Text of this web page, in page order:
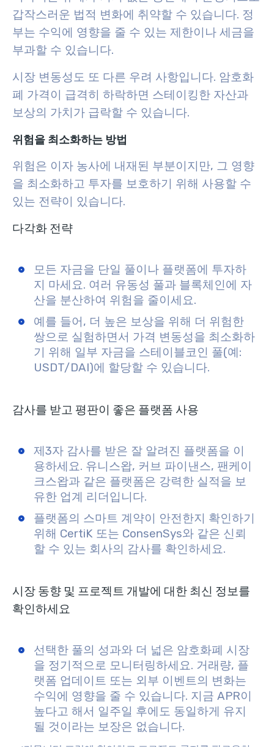
갑작스러운 법적 변화에 취약할 수 있습니다. 정
부는 수익에 영향을 줄 수 있는 제한이나 세금을
부과할 수 있습니다.
시장 변동성도 또 다른 우려 사항입니다. 암호화
폐 가격이 급격히 하락하면 스테이킹한 자산과
보상의 가치가 급락할 수 있습니다.
위험을 최소화하는 방법
위험은 이자 농사에 내재된 부분이지만, 그 영향
을 최소화하고 투자를 보호하기 위해 사용할 수
있는 전략이 있습니다.
다각화 전략
모든 자금을 단일 풀이나 플랫폼에 투자하
지 마세요. 여러 유동성 풀과 블록체인에 자
산을 분산하여 위험을 줄이세요.
예를 들어, 더 높은 보상을 위해 더 위험한
쌍으로 실험하면서 가격 변동성을 최소화하
기 위해 일부 자금을 스테이블코인 풀(예:
USDT/DAI)에 할당할 수 있습니다.
감사를 받고 평판이 좋은 플랫폼 사용
제3자 감사를 받은 잘 알려진 플랫폼을 이
용하세요. 유니스왑, 커브 파이낸스, 팬케이
크스왑과 같은 플랫폼은 강력한 실적을 보
유한 업계 리더입니다.
플랫폼의 스마트 계약이 안전한지 확인하기
위해 CertiK 또는 ConsenSys와 같은 신뢰
할 수 있는 회사의 감사를 확인하세요.
시장 동향 및 프로젝트 개발에 대한 최신 정보를
확인하세요
선택한 풀의 성과와 더 넓은 암호화폐 시장
을 정기적으로 모니터링하세요. 거래량, 플
랫폼 업데이트 또는 외부 이벤트의 변화는
수익에 영향을 줄 수 있습니다. 지금 APR이
높다고 해서 일주일 후에도 동일하게 유지
될 것이라는 보장은 없습니다.